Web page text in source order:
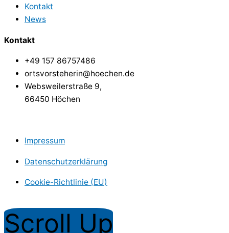
Kontakt
News
Kontakt
+49 157 86757486
ortsvorsteherin@hoechen.de
Websweilerstraße 9,
66450 Höchen
Impressum
Datenschutzerklärung
Cookie-Richtlinie (EU)
Scroll Up